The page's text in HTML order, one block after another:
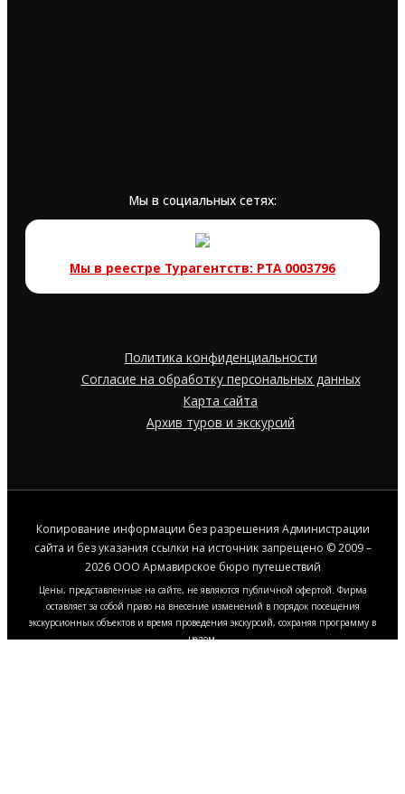
Мы в социальных сетях:
Мы в реестре Турагентств: РТА 0003796
Политика конфиденциальности
Согласие на обработку персональных данных
Карта сайта
Архив туров и экскурсий
Копирование информации без разрешения Администрации
сайта и без указания ссылки на источник запрещено © 2009 –
2026 ООО Армавирское бюро путешествий
Цены, представленные на сайте, не являются публичной офертой. Фирма
оставляет за собой право на внесение изменений в порядок посещения
экскурсионных объектов и время проведения экскурсий, сохраняя программу в
целом.